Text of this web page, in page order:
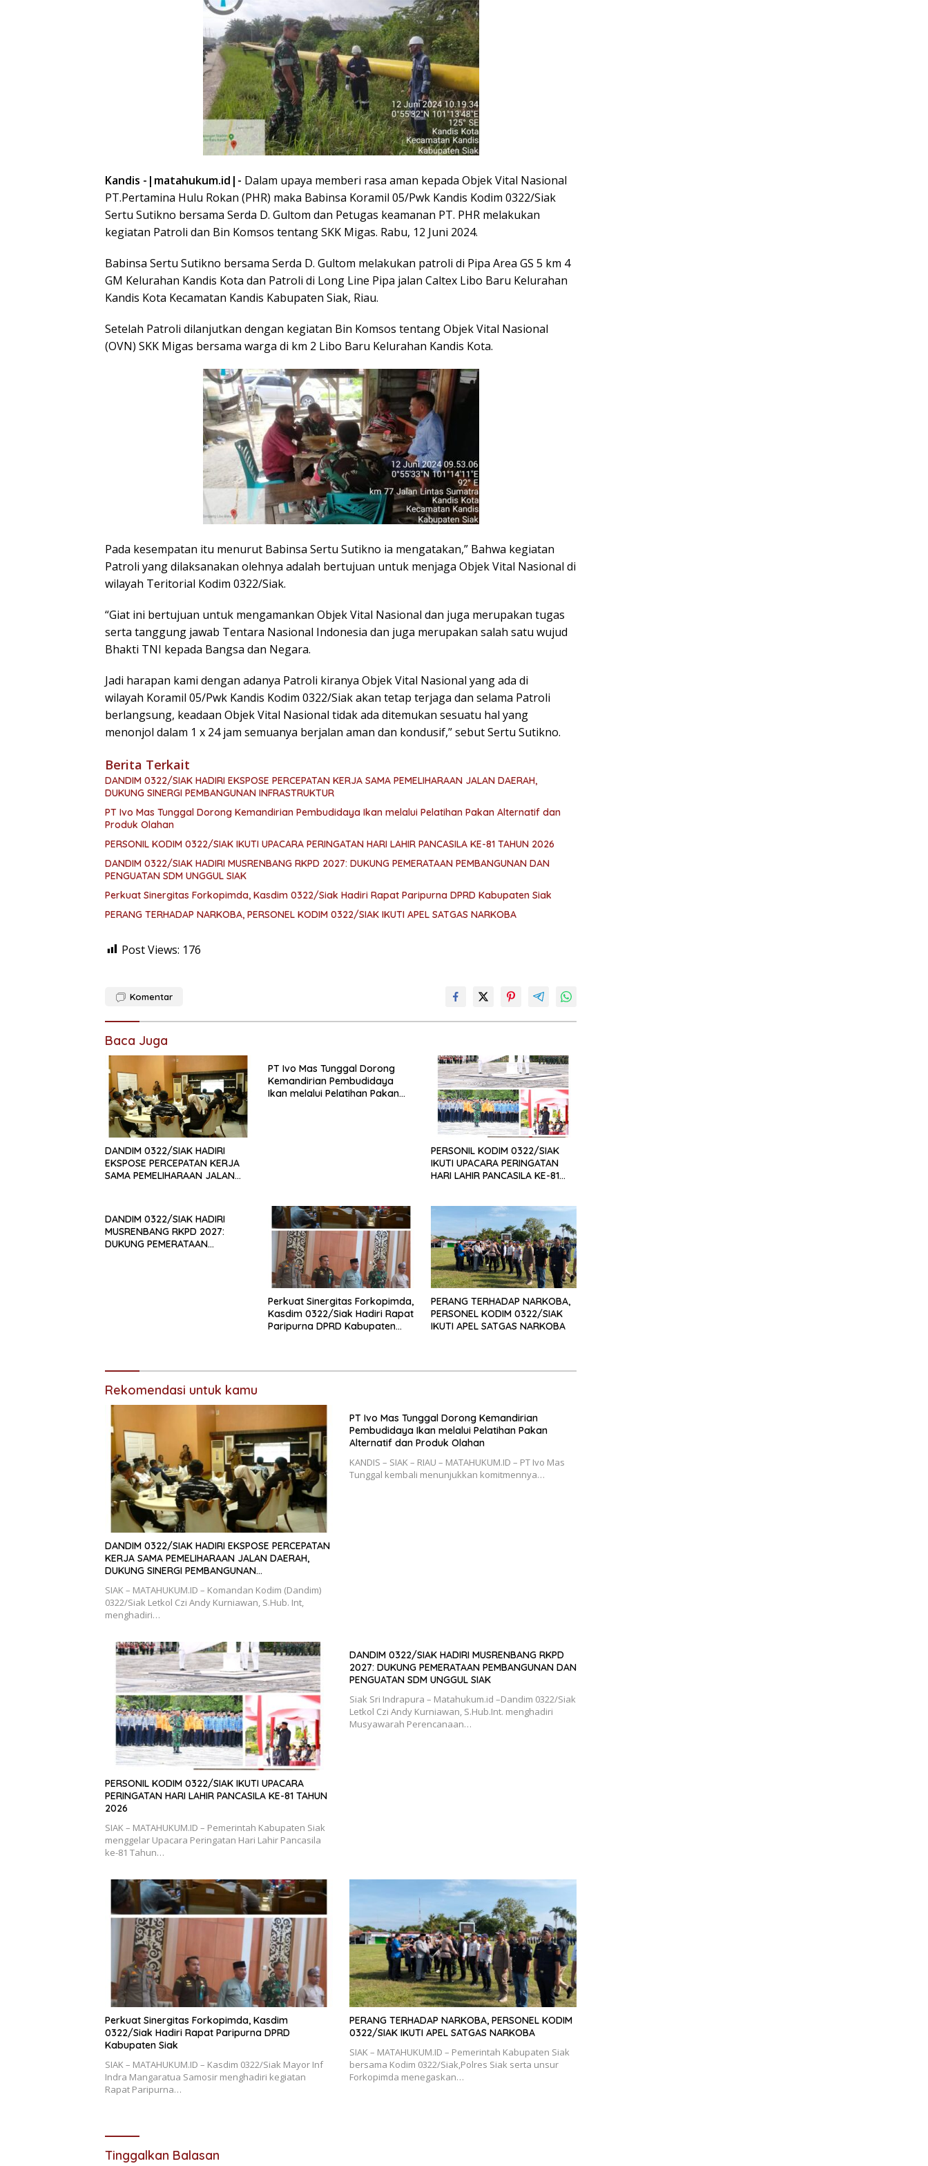
Kandis -|matahukum.id|- Dalam upaya memberi rasa aman kepada Objek Vital Nasional
PT.Pertamina Hulu Rokan (PHR) maka Babinsa Koramil 05/Pwk Kandis Kodim 0322/Siak
Sertu Sutikno bersama Serda D. Gultom dan Petugas keamanan PT. PHR melakukan
kegiatan Patroli dan Bin Komsos tentang SKK Migas. Rabu, 12 Juni 2024.
Babinsa Sertu Sutikno bersama Serda D. Gultom melakukan patroli di Pipa Area GS 5 km 4
GM Kelurahan Kandis Kota dan Patroli di Long Line Pipa jalan Caltex Libo Baru Kelurahan
Kandis Kota Kecamatan Kandis Kabupaten Siak, Riau.
Setelah Patroli dilanjutkan dengan kegiatan Bin Komsos tentang Objek Vital Nasional
(OVN) SKK Migas bersama warga di km 2 Libo Baru Kelurahan Kandis Kota.
Pada kesempatan itu menurut Babinsa Sertu Sutikno ia mengatakan,” Bahwa kegiatan
Patroli yang dilaksanakan olehnya adalah bertujuan untuk menjaga Objek Vital Nasional di
wilayah Teritorial Kodim 0322/Siak.
“Giat ini bertujuan untuk mengamankan Objek Vital Nasional dan juga merupakan tugas
serta tanggung jawab Tentara Nasional Indonesia dan juga merupakan salah satu wujud
Bhakti TNI kepada Bangsa dan Negara.
Jadi harapan kami dengan adanya Patroli kiranya Objek Vital Nasional yang ada di
wilayah Koramil 05/Pwk Kandis Kodim 0322/Siak akan tetap terjaga dan selama Patroli
berlangsung, keadaan Objek Vital Nasional tidak ada ditemukan sesuatu hal yang
menonjol dalam 1 x 24 jam semuanya berjalan aman dan kondusif,” sebut Sertu Sutikno.
Berita Terkait
DANDIM 0322/SIAK HADIRI EKSPOSE PERCEPATAN KERJA SAMA PEMELIHARAAN JALAN DAERAH,
DUKUNG SINERGI PEMBANGUNAN INFRASTRUKTUR
PT Ivo Mas Tunggal Dorong Kemandirian Pembudidaya Ikan melalui Pelatihan Pakan Alternatif dan
Produk Olahan
PERSONIL KODIM 0322/SIAK IKUTI UPACARA PERINGATAN HARI LAHIR PANCASILA KE-81 TAHUN 2026
DANDIM 0322/SIAK HADIRI MUSRENBANG RKPD 2027: DUKUNG PEMERATAAN PEMBANGUNAN DAN
PENGUATAN SDM UNGGUL SIAK
Perkuat Sinergitas Forkopimda, Kasdim 0322/Siak Hadiri Rapat Paripurna DPRD Kabupaten Siak
PERANG TERHADAP NARKOBA, PERSONEL KODIM 0322/SIAK IKUTI APEL SATGAS NARKOBA
Post Views: 176
Komentar
Baca Juga
DANDIM 0322/SIAK HADIRI
EKSPOSE PERCEPATAN KERJA
SAMA PEMELIHARAAN JALAN
INFRASTRUKTUR
PT Ivo Mas Tunggal Dorong
Kemandirian Pembudidaya
Ikan melalui Pelatihan Pakan
PERSONIL KODIM 0322/SIAK
IKUTI UPACARA PERINGATAN
HARI LAHIR PANCASILA KE-81
DANDIM 0322/SIAK HADIRI
MUSRENBANG RKPD 2027:
DUKUNG PEMERATAAN
Perkuat Sinergitas Forkopimda,
Kasdim 0322/Siak Hadiri Rapat
Paripurna DPRD Kabupaten
PERANG TERHADAP NARKOBA,
PERSONEL KODIM 0322/SIAK
IKUTI APEL SATGAS NARKOBA
Rekomendasi untuk kamu
DANDIM 0322/SIAK HADIRI EKSPOSE PERCEPATAN
KERJA SAMA PEMELIHARAAN JALAN DAERAH,
DUKUNG SINERGI PEMBANGUNAN
SIAK – MATAHUKUM.ID – Komandan Kodim (Dandim)
0322/Siak Letkol Czi Andy Kurniawan, S.Hub. Int,
menghadiri…
PT Ivo Mas Tunggal Dorong Kemandirian
Pembudidaya Ikan melalui Pelatihan Pakan
Alternatif dan Produk Olahan
KANDIS – SIAK – RIAU – MATAHUKUM.ID – PT Ivo Mas
Tunggal kembali menunjukkan komitmennya…
PERSONIL KODIM 0322/SIAK IKUTI UPACARA
PERINGATAN HARI LAHIR PANCASILA KE-81 TAHUN
2026
SIAK – MATAHUKUM.ID – Pemerintah Kabupaten Siak
menggelar Upacara Peringatan Hari Lahir Pancasila
ke-81 Tahun…
DANDIM 0322/SIAK HADIRI MUSRENBANG RKPD
2027: DUKUNG PEMERATAAN PEMBANGUNAN DAN
PENGUATAN SDM UNGGUL SIAK
Siak Sri Indrapura – Matahukum.id –Dandim 0322/Siak
Letkol Czi Andy Kurniawan, S.Hub.Int. menghadiri
Musyawarah Perencanaan…
Perkuat Sinergitas Forkopimda, Kasdim
0322/Siak Hadiri Rapat Paripurna DPRD
Kabupaten Siak
SIAK – MATAHUKUM.ID – Kasdim 0322/Siak Mayor Inf
Indra Mangaratua Samosir menghadiri kegiatan
Rapat Paripurna…
PERANG TERHADAP NARKOBA, PERSONEL KODIM
0322/SIAK IKUTI APEL SATGAS NARKOBA
SIAK – MATAHUKUM.ID – Pemerintah Kabupaten Siak
bersama Kodim 0322/Siak,Polres Siak serta unsur
Forkopimda menegaskan…
Tinggalkan Balasan